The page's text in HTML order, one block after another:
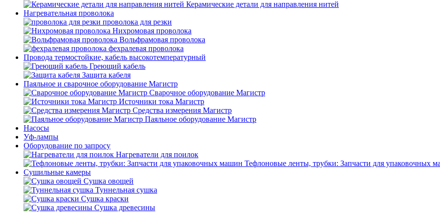
Керамические детали для направления нитей
Нагревательная проволока
проволока для резки
Нихромовая проволока
Вольфрамовая проволока
фехралевая проволока
Провода термостойкие, кабель высокотемпературный
Греющий кабель
Защита кабеля
Паяльное и сварочное оборудование Магистр
Сварочное оборудование Магистр
Источники тока Магистр
Средства измерения Магистр
Паяльное оборудование Магистр
Насосы
Уф-лампы
Оборудование по запросу
Нагреватели для поилок
Тефлоновые ленты, трубки: Запчасти для упаковочных
Сушильные камеры
Сушка овощей
Туннельная сушка
Сушка краски
Сушка древесины